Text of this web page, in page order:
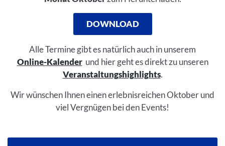
DOWNLOAD
Alle Termine gibt es natürlich auch in unserem
Online-Kalender und hier geht es direkt zu unseren
Veranstaltungshighlights.
Wir wünschen Ihnen einen erlebnisreichen Oktober und
viel Vergnügen bei den Events!